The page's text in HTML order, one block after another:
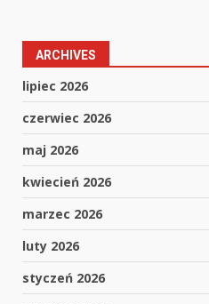
ARCHIVES
lipiec 2026
czerwiec 2026
maj 2026
kwiecień 2026
marzec 2026
luty 2026
styczeń 2026